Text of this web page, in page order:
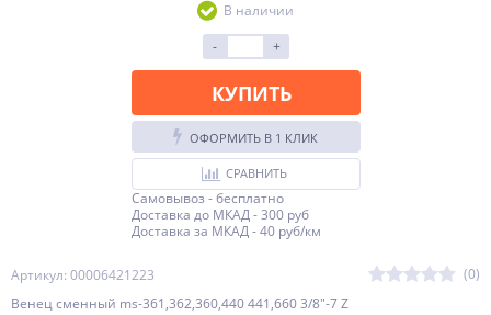
Артикул: 00006421223 (0)
Венец сменный ms-361,362,360,440 441,660 3/8"-7 Z
В наличии
-
+
КУПИТЬ
ОФОРМИТЬ В 1 КЛИК
СРАВНИТЬ
Самовывоз - бесплатно
Доставка до МКАД - 300 руб
Доставка за МКАД - 40 руб/км